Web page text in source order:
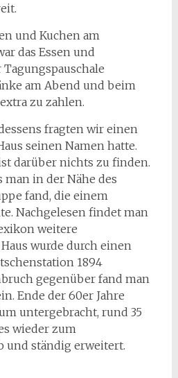
und Kuchen am
das Essen und
am Abend und beim
zu zahlen.
fragten wir einen
seinen Namen hatte.
darüber nichts zu finden.
man in der Nähe des
fand, die einem
Nachgelesen findet man
weitere
wurde durch einen
1894
gegenüber fand man
Ende der 60er Jahre
untergebracht, rund 35
wieder zum
und ständig erweitert.